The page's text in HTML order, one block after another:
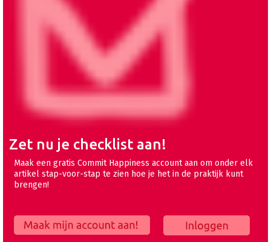
Zet nu je checklist aan!
Maak een gratis Commit Happiness account aan om onder elk
artikel stap-voor-stap te zien hoe je het in de praktijk kunt
brengen!
Maak mijn account aan! Inloggen